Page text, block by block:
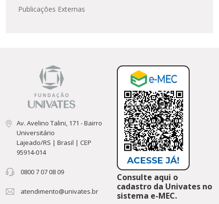
Publicações Externas
Av. Avelino Talini, 171 - Bairro
Universitário
Lajeado/RS | Brasil | CEP
95914-014
0800 7 07 08 09
atendimento@univates.br
Consulte aqui o
cadastro da Univates no
sistema e-MEC.